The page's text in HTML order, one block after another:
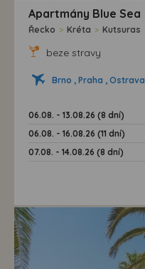
Apartmány Blue Sea
Řecko > Kréta > Kutsuras
beze stravy
Brno , Praha , Ostrava
06.08. - 13.08.26 (8 dní)
06.08. - 16.08.26 (11 dní)
07.08. - 14.08.26 (8 dní)